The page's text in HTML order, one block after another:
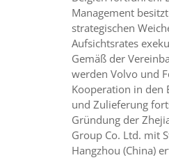
Management
strategischen
Aufsichtsrates
Gemäß der
werden Volvo und
Kooperation in den
und Zulieferung
Gründung der
Group Co. Ltd. mit
Hangzhou (China)